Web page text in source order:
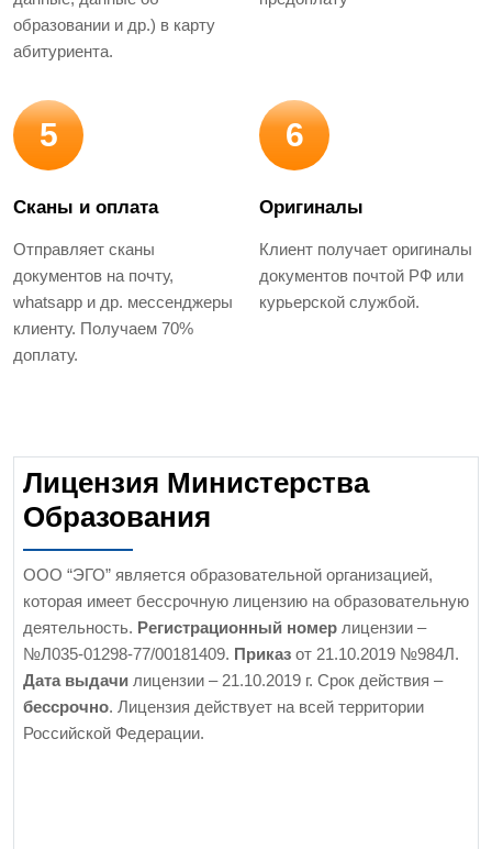
образовании и др.) в карту
абитуриента.
5
Сканы и оплата
Отправляет сканы
документов на почту,
whatsapp и др. мессенджеры
клиенту. Получаем 70%
доплату.
6
Оригиналы
Клиент получает оригиналы
документов почтой РФ или
курьерской службой.
Лицензия Министерства
Образования
ООО “ЭГО” является образовательной организацией,
которая имеет бессрочную лицензию на образовательную
деятельность. Регистрационный номер лицензии –
№Л035-01298-77/00181409. Приказ от 21.10.2019 №984Л.
Дата выдачи лицензии – 21.10.2019 г. Срок действия –
бессрочно. Лицензия действует на всей территории
Российской Федерации.